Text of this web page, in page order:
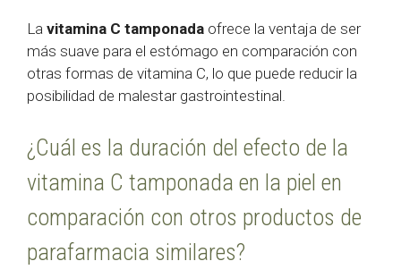
La vitamina C tamponada ofrece la ventaja de ser
más suave para el estómago en comparación con
otras formas de vitamina C, lo que puede reducir la
posibilidad de malestar gastrointestinal.
¿Cuál es la duración del efecto de la
vitamina C tamponada en la piel en
comparación con otros productos de
parafarmacia similares?